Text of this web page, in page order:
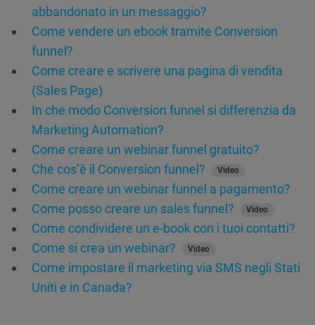
abbandonato in un messaggio?
Come vendere un ebook tramite Conversion
funnel?
Come creare e scrivere una pagina di vendita
(Sales Page)
In che modo Conversion funnel si differenzia da
Marketing Automation?
Come creare un webinar funnel gratuito?
Che cos’è il Conversion funnel?
Video
Come creare un webinar funnel a pagamento?
Come posso creare un sales funnel?
Video
Come condividere un e-book con i tuoi contatti?
Come si crea un webinar?
Video
Come impostare il marketing via SMS negli Stati
Uniti e in Canada?